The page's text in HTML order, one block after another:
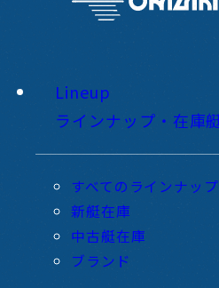
Lineup
ラインナップ・在庫
すべてのラインナップ
新艇在庫
中古艇在庫
ブランド